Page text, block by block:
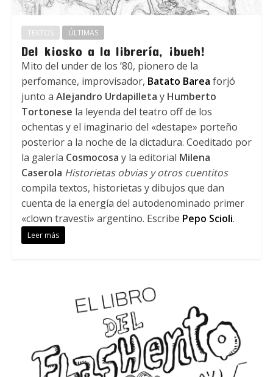
TEXTOS ÚLTIMAS
Del kiosko a la librería, ¡bueh!
Mito del under de los ’80, pionero de la
perfomance, improvisador, Batato Barea forjó
junto a Alejandro Urdapilleta y Humberto
Tortonese la leyenda del teatro off de los
ochentas y el imaginario del «destape» porteño
posterior a la noche de la dictadura. Coeditado por
la galería Cosmocosa y la editorial Milena
Caserola Historietas obvias y otros cuentitos
compila textos, historietas y dibujos que dan
cuenta de la energía del autodenominado primer
«clown travesti» argentino. Escribe Pepo Scioli.
Leer más